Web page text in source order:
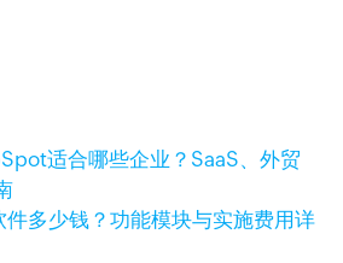
适合哪些企业？SaaS、外贸
多少钱？功能模块与实施费用详